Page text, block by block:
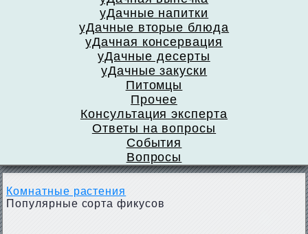
уДачные напитки
уДачные вторые блюда
уДачная консервация
уДачные десерты
уДачные закуски
Питомцы
Прочее
Консультация эксперта
Ответы на вопросы
События
Вопросы
Комнатные растения
Популярные сорта фикусов